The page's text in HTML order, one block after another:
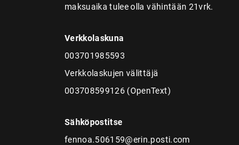
maksuaika tulee olla vähintään 21vrk.
Verkkolaskuna
003701985593
Verkkolaskujen välittäjä
003708599126 (OpenText)
Sähköpostitse
fennoa.506159@erin.posti.com